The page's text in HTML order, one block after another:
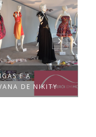
NITERÓI EM MODA - O
EVENTO